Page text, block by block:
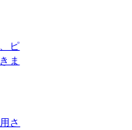
ピ
ま
さ